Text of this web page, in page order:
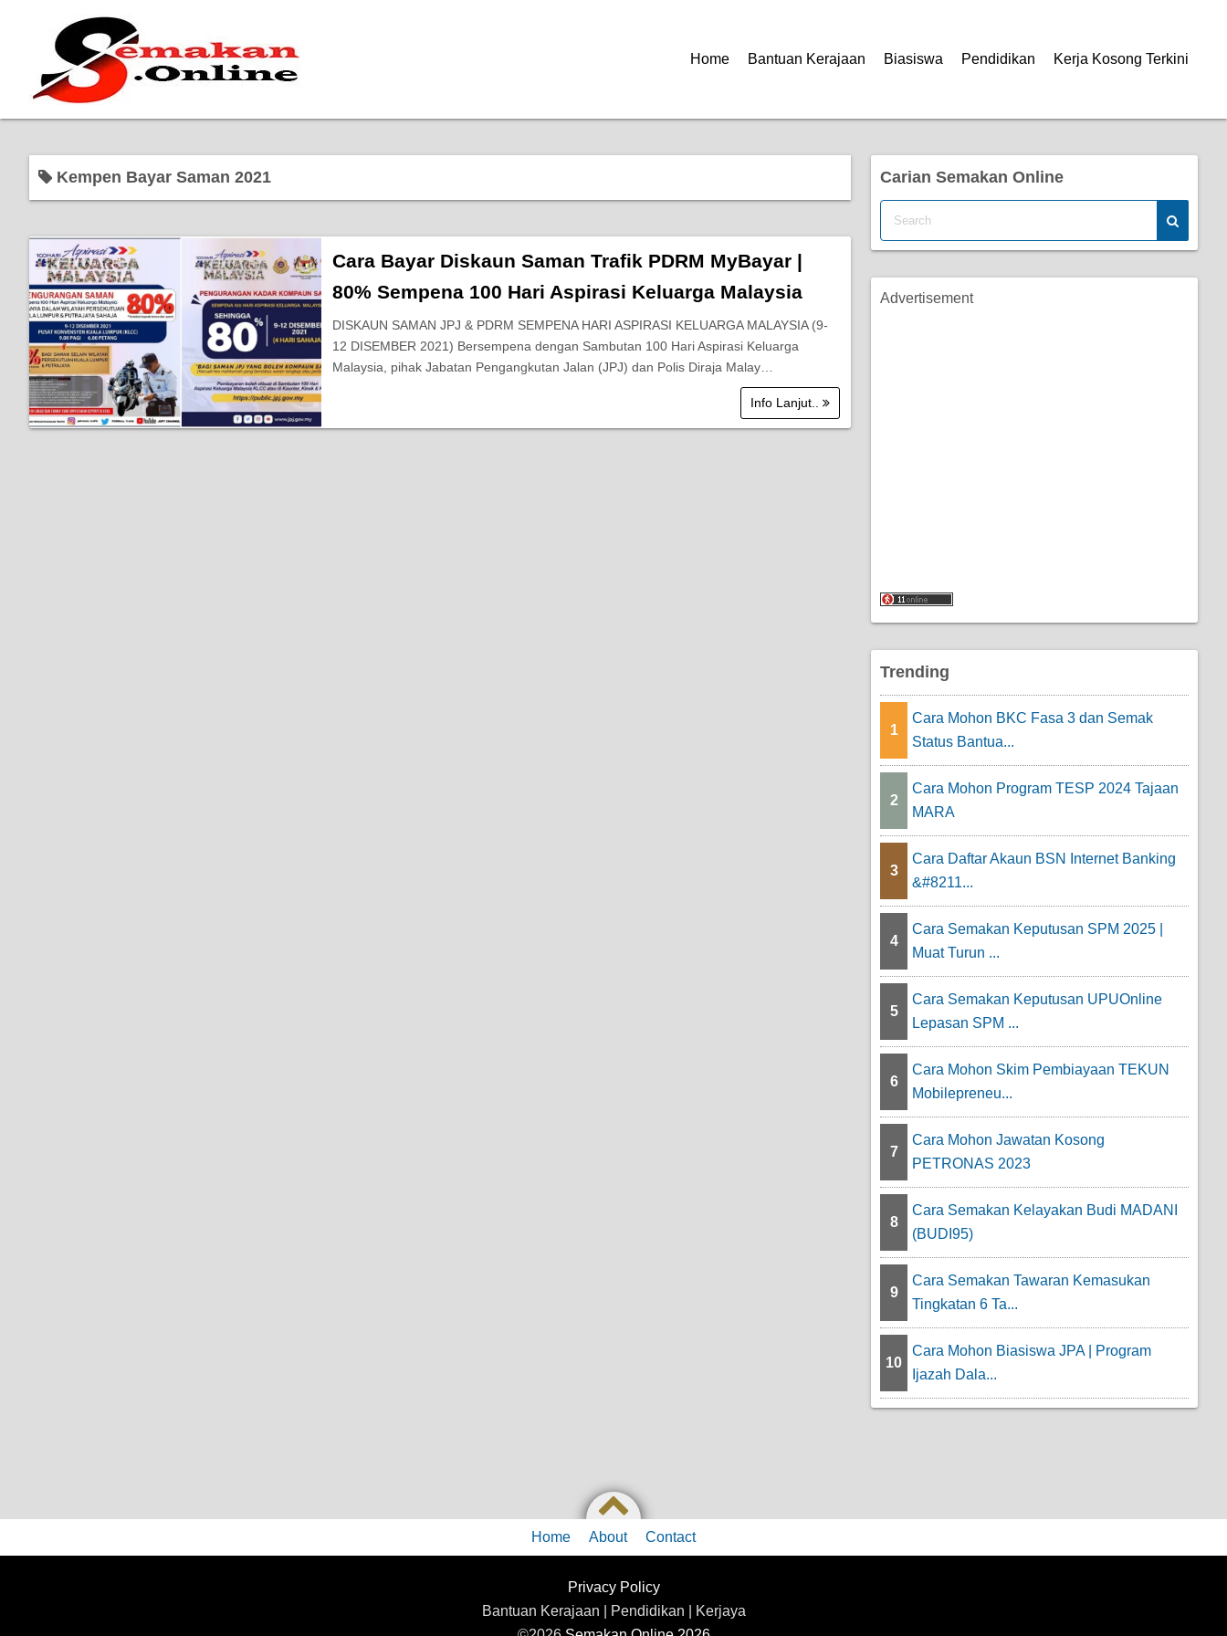
Home Bantuan Kerajaan Biasiswa Pendidikan Kerja Kosong Terkini
Kempen Bayar Saman 2021
Cara Bayar Diskaun Saman Trafik PDRM MyBayar |
80% Sempena 100 Hari Aspirasi Keluarga Malaysia
DISKAUN SAMAN JPJ & PDRM SEMPENA HARI ASPIRASI KELUARGA MALAYSIA (9-
12 DISEMBER 2021) Bersempena dengan Sambutan 100 Hari Aspirasi Keluarga
Malaysia, pihak Jabatan Pengangkutan Jalan (JPJ) dan Polis Diraja Malay…
Info Lanjut..
Carian Semakan Online
Advertisement
Trending
1
Cara Mohon BKC Fasa 3 dan Semak
Status Bantua...
2
Cara Mohon Program TESP 2024 Tajaan
MARA
3
Cara Daftar Akaun BSN Internet Banking
&#8211...
4
Cara Semakan Keputusan SPM 2025 |
Muat Turun ...
5
Cara Semakan Keputusan UPUOnline
Lepasan SPM ...
6
Cara Mohon Skim Pembiayaan TEKUN
Mobilepreneu...
7
Cara Mohon Jawatan Kosong
PETRONAS 2023
8
Cara Semakan Kelayakan Budi MADANI
(BUDI95)
9
Cara Semakan Tawaran Kemasukan
Tingkatan 6 Ta...
10
Cara Mohon Biasiswa JPA | Program
Ijazah Dala...
Home About Contact
Privacy Policy
Bantuan Kerajaan | Pendidikan | Kerjaya